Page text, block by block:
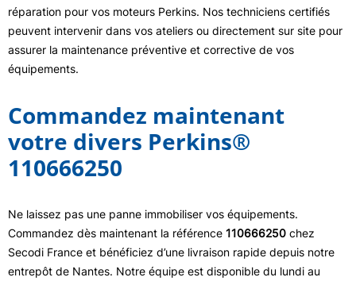
réparation pour vos moteurs Perkins. Nos techniciens certifiés
peuvent intervenir dans vos ateliers ou directement sur site pour
assurer la maintenance préventive et corrective de vos
équipements.
Commandez maintenant
votre divers Perkins®
110666250
Ne laissez pas une panne immobiliser vos équipements.
Commandez dès maintenant la référence 110666250 chez
Secodi France et bénéficiez d’une livraison rapide depuis notre
entrepôt de Nantes. Notre équipe est disponible du lundi au